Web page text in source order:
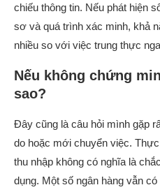
chiếu thông tin. Nếu phát hiện
sơ và quá trình xác minh, khả
nhiều so với việc trung thực
Nếu không chứng
sao?
Đây cũng là câu hỏi mình gặp
do hoặc mới chuyển việc.
thu nhập không có nghĩa là
dụng. Một số ngân hàng vẫn